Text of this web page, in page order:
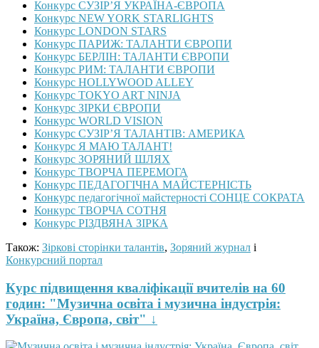
Конкурс СУЗІР’Я УКРАЇНА-ЄВРОПА
Конкурс NEW YORK STARLIGHTS
Конкурс LONDON STARS
Конкурс ПАРИЖ: ТАЛАНТИ ЄВРОПИ
Конкурс БЕРЛІН: ТАЛАНТИ ЄВРОПИ
Конкурс РИМ: ТАЛАНТИ ЄВРОПИ
Конкурс HOLLYWOOD ALLEY
Конкурс TOKYO ART NINJA
Конкурс ЗІРКИ ЄВРОПИ
Конкурс WORLD VISION
Конкурс СУЗІР’Я ТАЛАНТІВ: АМЕРИКА
Конкурс Я МАЮ ТАЛАНТ!
Конкурс ЗОРЯНИЙ ШЛЯХ
Конкурс ТВОРЧА ПЕРЕМОГА
Конкурс ПЕДАГОГІЧНА МАЙСТЕРНІСТЬ
Конкурс педагогічної майстерності СОНЦЕ СОКРАТА
Конкурс ТВОРЧА СОТНЯ
Конкурс РІЗДВЯНА ЗІРКА
Також: Зіркові сторінки талантів, Зоряний журнал і
Конкурсний портал
Курс підвищення кваліфікації вчителів на 60
годин: "Музична освіта і музична індустрія:
Україна, Європа, світ" ↓